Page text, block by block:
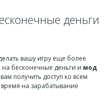
деньги
вашу игру еще более
на бесконечные деньги и мод
получить доступ ко всем
на зарабатывание